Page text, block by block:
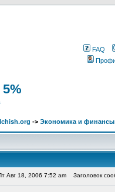
FAQ
-> Экономика и финансы
Авг 18, 2006 7:52 am Заголовок